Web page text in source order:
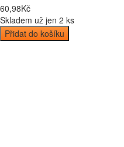
60,98Kč
Skladem už jen 2 ks
Přidat do košíku